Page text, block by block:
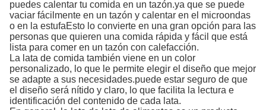
puedes calentar tu comida en un tazón.ya que se puede
vaciar fácilmente en un tazón y calentar en el microondas
o en la estufaEsto lo convierte en una gran opción para las
personas que quieren una comida rápida y fácil que está
lista para comer en un tazón con calefacción.
La lata de comida también viene en un color
personalizado, lo que le permite elegir el diseño que mejor
se adapte a sus necesidades.puede estar seguro de que
el diseño será nítido y claro, lo que facilita la lectura e
identificación del contenido de cada lata.